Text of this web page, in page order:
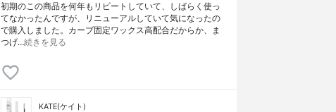
初期のこの商品を何年もリピートしていて、しばらく使っ
てなかったんですが、リニューアルしていて気になったの
で購入しました。カーブ固定ワックス高配合だからか、ま
つげ…続きを見る
KATE(ケイト)